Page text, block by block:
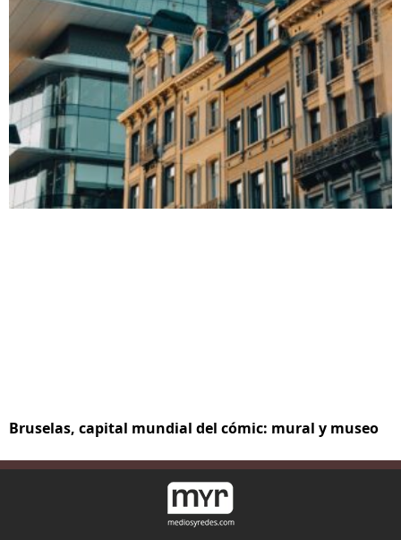
Bruselas, capital mundial del cómic: mural y museo